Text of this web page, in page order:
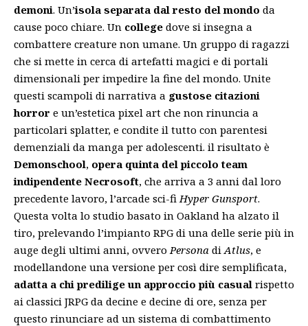
demoni. Un’isola separata dal resto del mondo da
cause poco chiare. Un college dove si insegna a
combattere creature non umane. Un gruppo di ragazzi
che si mette in cerca di artefatti magici e di portali
dimensionali per impedire la fine del mondo. Unite
questi scampoli di narrativa a gustose citazioni
horror e un’estetica pixel art che non rinuncia a
particolari splatter, e condite il tutto con parentesi
demenziali da manga per adolescenti. il risultato è
Demonschool, opera quinta del piccolo team
indipendente Necrosoft, che arriva a 3 anni dal loro
precedente lavoro, l’arcade sci-fi Hyper Gunsport.
Questa volta lo studio basato in Oakland ha alzato il
tiro, prelevando l’impianto RPG di una delle serie più in
auge degli ultimi anni, ovvero Persona di Atlus, e
modellandone una versione per così dire semplificata,
adatta a chi predilige un approccio più casual rispetto
ai classici JRPG da decine e decine di ore, senza per
questo rinunciare ad un sistema di combattimento